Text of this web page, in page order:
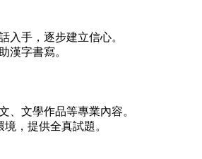
入手，逐步建立信心。
漢字書寫。
、文學作品等專業內容。
，提供全真試題。